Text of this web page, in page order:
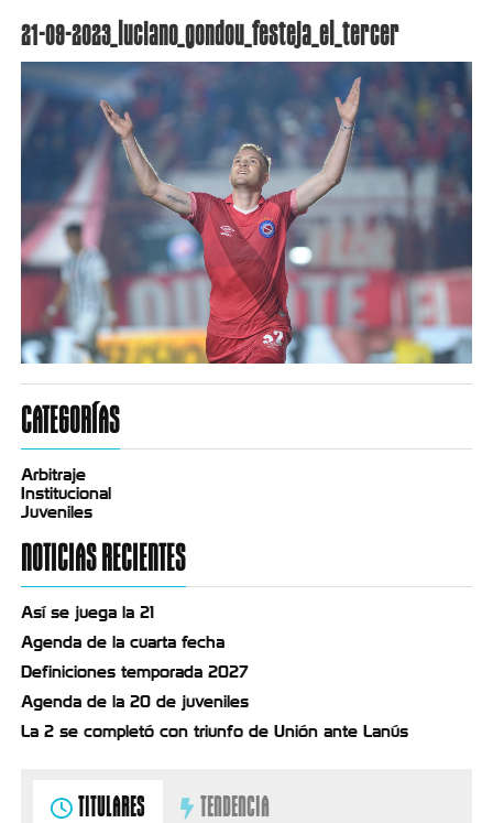
21-09-2023_luciano_gondou_festeja_el_tercer
CATEGORÍAS
Arbitraje
Institucional
Juveniles
NOTICIAS RECIENTES
Así se juega la 21
Agenda de la cuarta fecha
Definiciones temporada 2027
Agenda de la 20 de juveniles
La 2 se completó con triunfo de Unión ante Lanús
TITULARES TENDENCIA